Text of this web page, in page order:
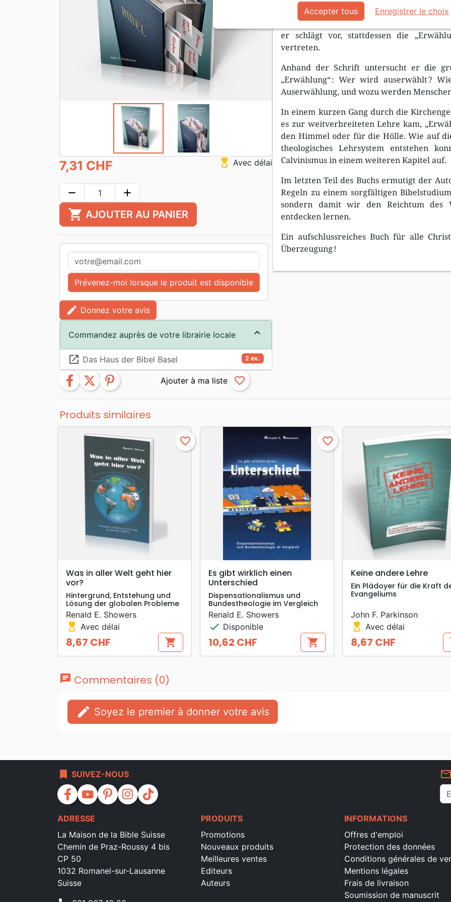
es nur zwei mögliche Positionen :
Der Autor dieses Buches bezeichnet dies
er schlägt vor, stattdessen die
vertreten.
Anhand der Schrift untersucht er die
„Erwählung“ : Wer wird auserwählt ?
Auserwählung, und wozu werden
In einem kurzen Gang durch die
es zur weitverbreiteten Lehre kam,
den Himmel oder für die Hölle. Wie auf
theologisches Lehrsystem entstehen
Calvinismus in einem weiteren Kapitel auf.
Im letzten Teil des Buchs ermutigt der
Regeln zu einem sorgfältigen
sondern damit wir den Reichtum des
entdecken lernen.
Ein aufschlussreiches Buch für alle
Überzeugung !
7,31 CHF hourglass_top Avec délai
remove add
shopping_cart AJOUTER AU PANIER
Prévenez-moi lorsque le produit est disponible
edit Donnez votre avis
Commandez auprès de votre librairie locale
2 ex.
launch Das Haus der Bibel Basel
facebook twitter pinterest favorite_border
Produits similaires
search APERÇU RAPIDE
favorite_border
Was in aller Welt geht hier
vor?
Hintergrund, Entstehung und
Lösung der globalen Probleme
Renald E. Showers
hourglass_top Avec délai
Prix
8,67 CHF shopping_cart
search APERÇU RAPIDE
favorite_border
Es gibt wirklich einen
Unterschied
Dispensationalismus und
Bundestheologie im Vergleich
Renald E. Showers
check Disponible
Prix
10,62 CHF shopping_cart
search APERÇU RAPIDE
Keine andere Lehre
Ein Plädoyer für die Kraft
Evangeliums
John F. Parkinson
hourglass_top Avec délai
Prix
8,67 CHF
chat Commentaires (0)
edit Soyez le premier à donner votre avis
bookmark SUIVEZ-NOUS
facebook youtube pinterest instagram tiktok
mail_outline
ADRESSE
La Maison de la Bible Suisse
Chemin de Praz-Roussy 4 bis
CP 50
1032 Romanel-sur-Lausanne
Suisse
PRODUITS
Promotions
Nouveaux produits
Meilleures ventes
Editeurs
Auteurs
INFORMATIONS
Offres d'emploi
Protection des données
Conditions générales de
Mentions légales
Frais de livraison
Soumission de manuscrit
Accepter tous Enregistrer le choix